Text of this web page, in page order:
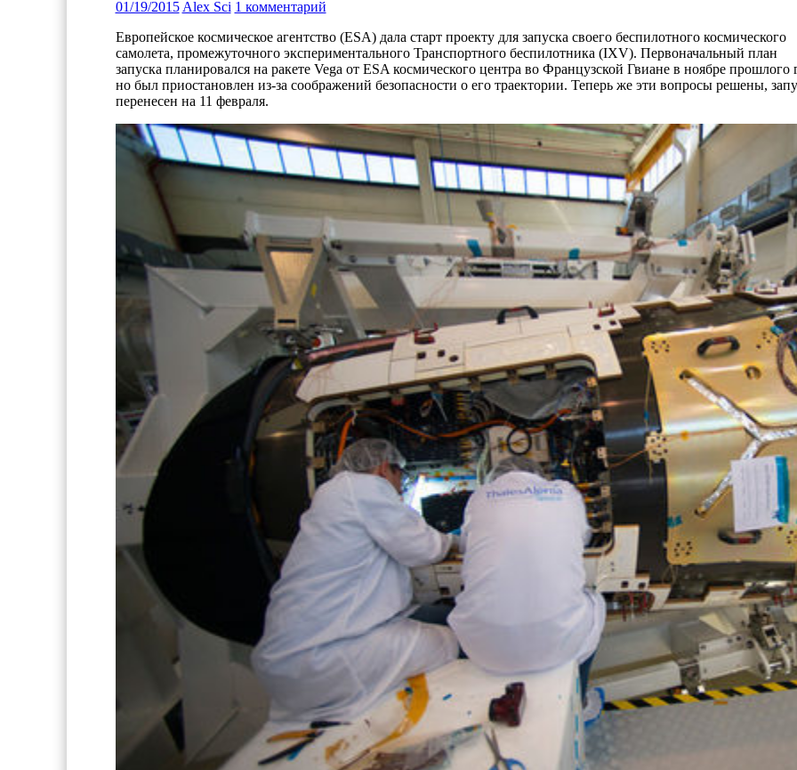
01/19/2015 Alex Sci 1 комментарий
Европейское космическое агентство (ESA) дала старт проекту для запуска своего беспилотного космического
самолета, промежуточного экспериментального Транспортного беспилотника (IXV). Первоначальный план
запуска планировался на ракете Vega от ESA космического центра во Французской Гвиане в ноябре прошлого
но был приостановлен из-за соображений безопасности о его траектории. Теперь же эти вопросы решены,
перенесен на 11 февраля.